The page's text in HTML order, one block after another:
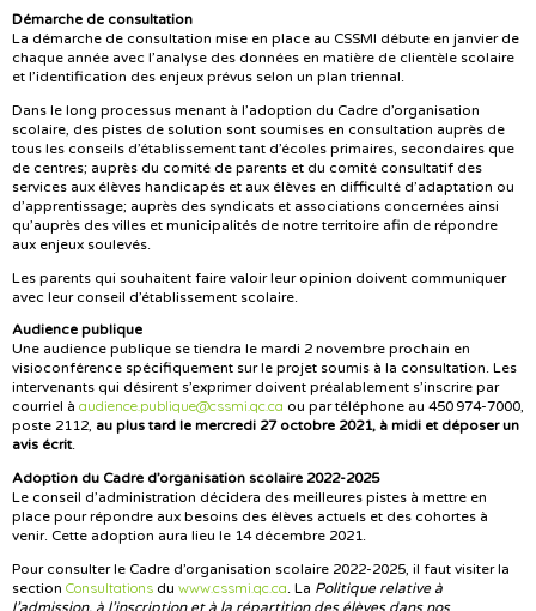
Démarche de consultation
La démarche de consultation mise en place au CSSMI débute en janvier de
chaque année avec l’analyse des données en matière de clientèle scolaire
et l’identification des enjeux prévus selon un plan triennal.
Dans le long processus menant à l’adoption du Cadre d’organisation
scolaire, des pistes de solution sont soumises en consultation auprès de
tous les conseils d’établissement tant d’écoles primaires, secondaires que
de centres; auprès du comité de parents et du comité consultatif des
services aux élèves handicapés et aux élèves en difficulté d’adaptation ou
d’apprentissage; auprès des syndicats et associations concernées ainsi
qu’auprès des villes et municipalités de notre territoire afin de répondre
aux enjeux soulevés.
Les parents qui souhaitent faire valoir leur opinion doivent communiquer
avec leur conseil d’établissement scolaire.
Audience publique
Une audience publique se tiendra le mardi 2 novembre prochain en
visioconférence spécifiquement sur le projet soumis à la consultation. Les
intervenants qui désirent s’exprimer doivent préalablement s’inscrire par
courriel à audience.publique@cssmi.qc.ca ou par téléphone au 450 974-7000,
poste 2112, au plus tard le mercredi 27 octobre 2021, à midi et déposer un
avis écrit.
Adoption du Cadre d’organisation scolaire 2022-2025
Le conseil d’administration décidera des meilleures pistes à mettre en
place pour répondre aux besoins des élèves actuels et des cohortes à
venir. Cette adoption aura lieu le 14 décembre 2021.
Pour consulter le Cadre d’organisation scolaire 2022-2025, il faut visiter la
section Consultations du www.cssmi.qc.ca. La Politique relative à